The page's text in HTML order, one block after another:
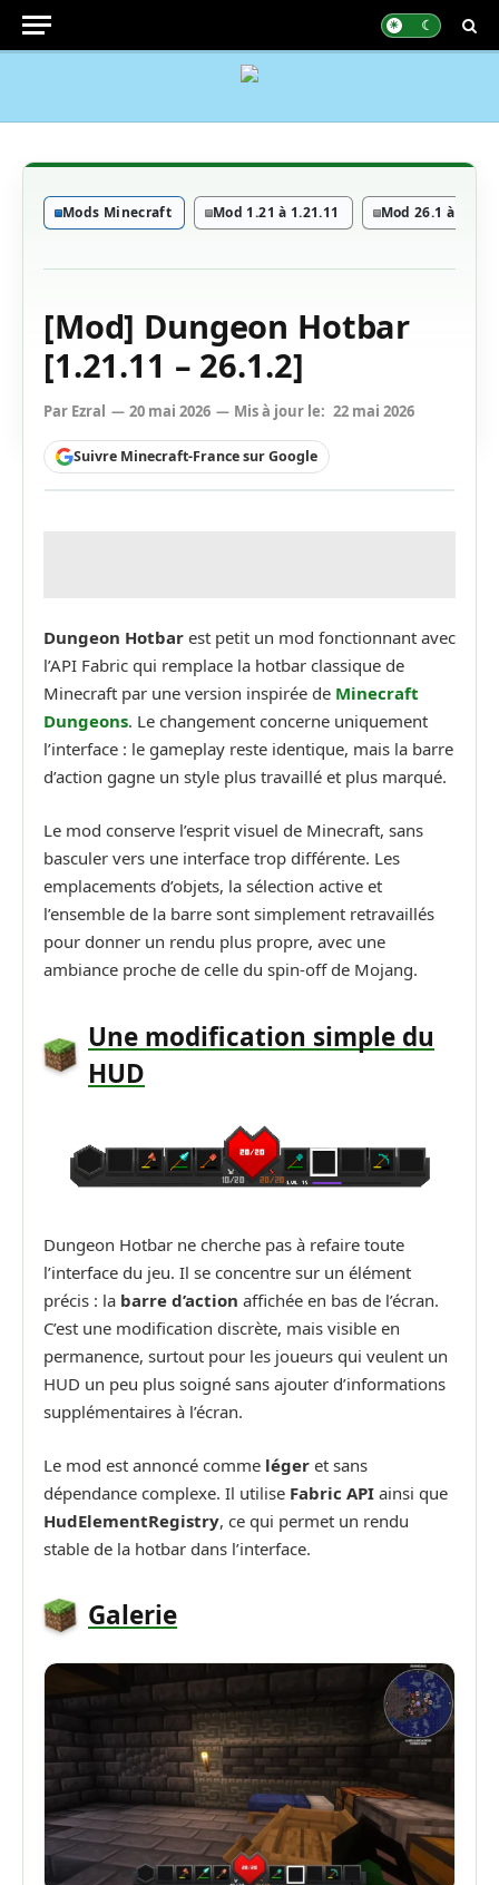
Mods Minecraft Mod 1.21 à 1.21.11 Mod 26.1 à 26.1.2
[Mod] Dungeon Hotbar
[1.21.11 – 26.1.2]
Par Ezral 20 mai 2026 Mis à jour le: 22 mai 2026
Suivre Minecraft-France sur Google
Dungeon Hotbar est petit un mod fonctionnant avec
l’API Fabric qui remplace la hotbar classique de
Minecraft par une version inspirée de Minecraft
Dungeons. Le changement concerne uniquement
l’interface : le gameplay reste identique, mais la barre
d’action gagne un style plus travaillé et plus marqué.
Le mod conserve l’esprit visuel de Minecraft, sans
basculer vers une interface trop différente. Les
emplacements d’objets, la sélection active et
l’ensemble de la barre sont simplement retravaillés
pour donner un rendu plus propre, avec une
ambiance proche de celle du spin-off de Mojang.
Une modification simple du
HUD
Dungeon Hotbar ne cherche pas à refaire toute
l’interface du jeu. Il se concentre sur un élément
précis : la barre d’action affichée en bas de l’écran.
C’est une modification discrète, mais visible en
permanence, surtout pour les joueurs qui veulent un
HUD un peu plus soigné sans ajouter d’informations
supplémentaires à l’écran.
Le mod est annoncé comme léger et sans
dépendance complexe. Il utilise Fabric API ainsi que
HudElementRegistry, ce qui permet un rendu
stable de la hotbar dans l’interface.
Galerie